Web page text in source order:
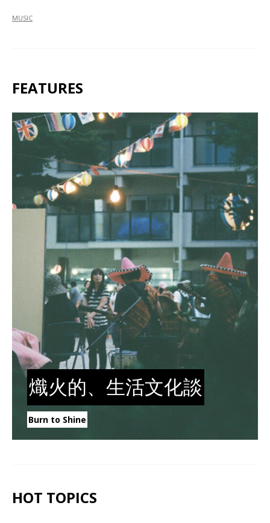
MUSIC
FEATURES
熾火的、生活文化談
Burn to Shine
HOT TOPICS